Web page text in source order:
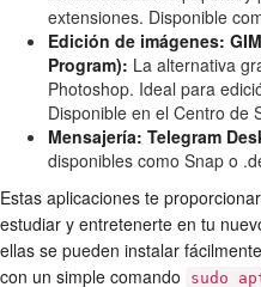
extensiones. Disponible
Edición de imágenes:
Program): La alternativa
Photoshop. Ideal para
Disponible en el Centro de
Mensajería: Telegram
disponibles como Snap o
Estas aplicaciones te
estudiar y entretenerte en tu
ellas se pueden instalar
con un simple comando
sudo